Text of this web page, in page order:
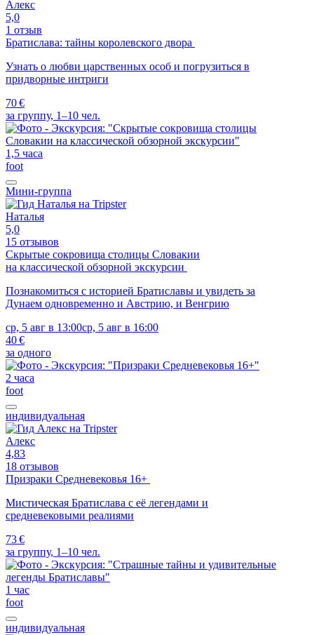
Алекс
5,0
1 отзыв
Братислава: тайны королевского двора
Узнать о любви царственных особ и погрузиться в
придворные интриги
70 €
за группу, 1–10 чел.
1,5 часа
foot
Мини-группа
Наталья
5,0
15 отзывов
Скрытые сокровища столицы Словакии
на классической обзорной экскурсии
Познакомиться с историей Братиславы и увидеть за
Дунаем одновременно и Австрию, и Венгрию
ср, 5 авг в 13:00ср, 5 авг в 16:00
40 €
за одного
2 часа
foot
индивидуальная
Алекс
4,83
18 отзывов
Призраки Средневековья 16+
Мистическая Братислава с её легендами и
средневековыми реалиями
73 €
за группу, 1–10 чел.
1 час
foot
индивидуальная